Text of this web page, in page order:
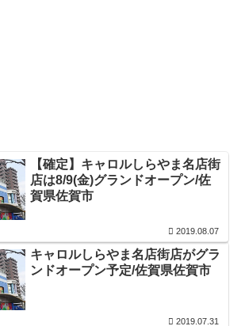
【確定】キャロルしらやま名店街
店は8/9(金)グランドオープン/佐
賀県佐賀市
2019.08.07
キャロルしらやま名店街店がグラ
ンドオープン予定/佐賀県佐賀市
2019.07.31